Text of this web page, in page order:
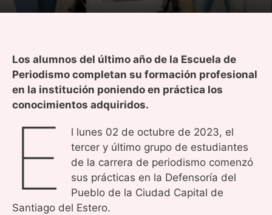
Los alumnos del último año de la Escuela de
Periodismo completan su formación profesional
en la institución poniendo en práctica los
conocimientos adquiridos.
E
l lunes 02 de octubre de 2023, el
tercer y último grupo de estudiantes
de la carrera de periodismo comenzó
sus prácticas en la Defensoría del
Pueblo de la Ciudad Capital de
Santiago del Estero.